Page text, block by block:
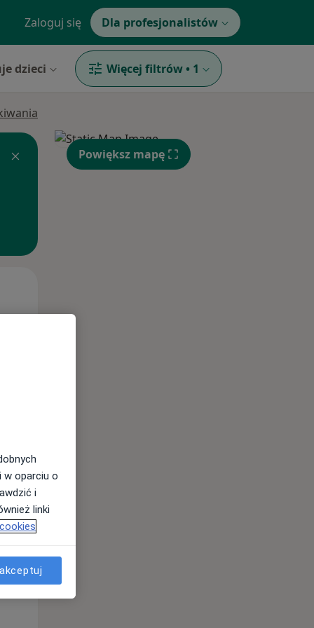
Zaloguj się Dla profesjonalistów
dzieci Więcej filtrów • 1
Śr,
Powiększ mapę
w oparciu o
i
linki